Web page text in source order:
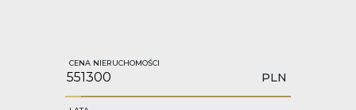
CENA NIERUCHOMOŚCI
PLN